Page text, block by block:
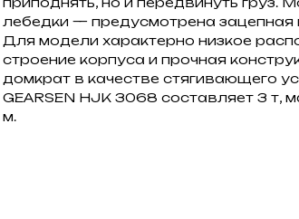
лебедки — предусмотрена зацепная
Для модели характерно низкое
строение корпуса и прочная
домкрат в качестве стягивающего
GEARSEN HJK 3068 составляет 3
м.